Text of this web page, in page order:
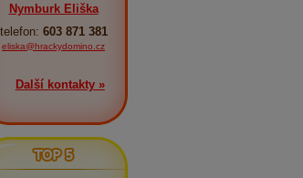
Nymburk Eliška
telefon: 603 871 381
eliska@hrackydomino.cz
Další kontakty »
TOP 5